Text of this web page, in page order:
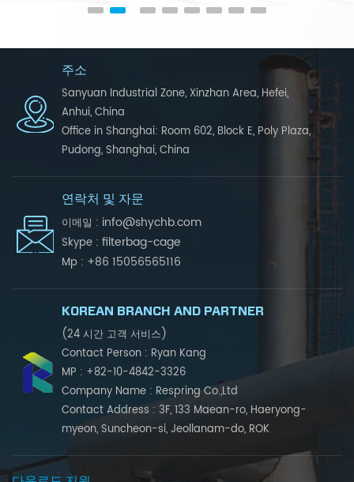
주소
Sanyuan Industrial Zone, Xinzhan Area, Hefei,
Anhui, China
Office in Shanghai: Room 602, Block E, Poly Plaza,
Pudong, Shanghai, China
연락처 및 자문
이메일 : info@shychb.com
Skype : filterbag-cage
Mp : +86 15056565116
KOREAN BRANCH AND PARTNER
(24 시간 고객 서비스)
Contact Person : Ryan Kang
MP : +82-10-4842-3326
Company Name : Respring Co.,Ltd
Contact Address : 3F, 133 Maean-ro, Haeryong-
myeon, Suncheon-si, Jeollanam-do, ROK